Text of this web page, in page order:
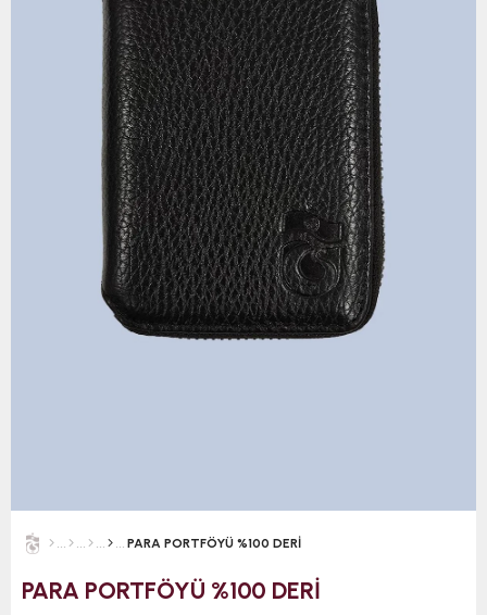
PARA PORTFÖYÜ %100 DERİ
PARA PORTFÖYÜ %100 DERİ